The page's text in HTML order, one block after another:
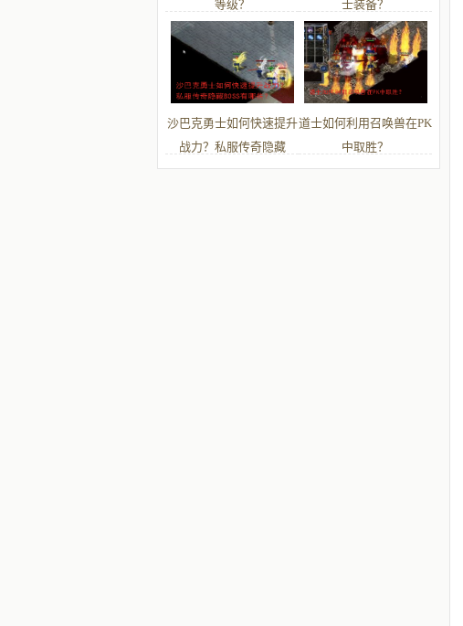
等级？
士装备？
沙巴克勇士如何快速提升
战力？私服传奇隐藏
BOSS有哪些？
道士如何利用召唤兽在PK
中取胜？